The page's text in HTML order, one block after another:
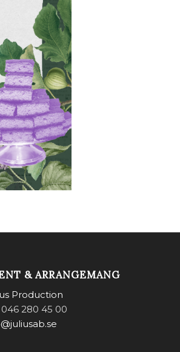
& ARRANGEMANG
Production
046 280 45 00